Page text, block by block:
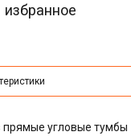
избранное
угловые тумбы